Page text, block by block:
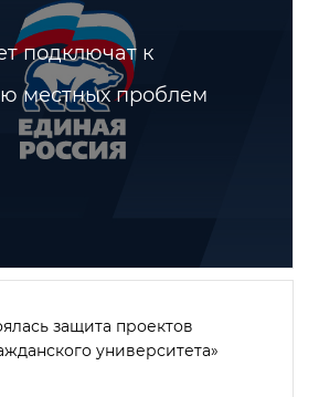
подключат к
местных проблем
защита проектов
университета»